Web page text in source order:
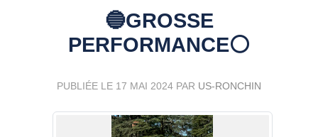
🔵GROSSE
PERFORMANCE⚪
PUBLIÉE LE 17 MAI 2024 PAR US-RONCHIN